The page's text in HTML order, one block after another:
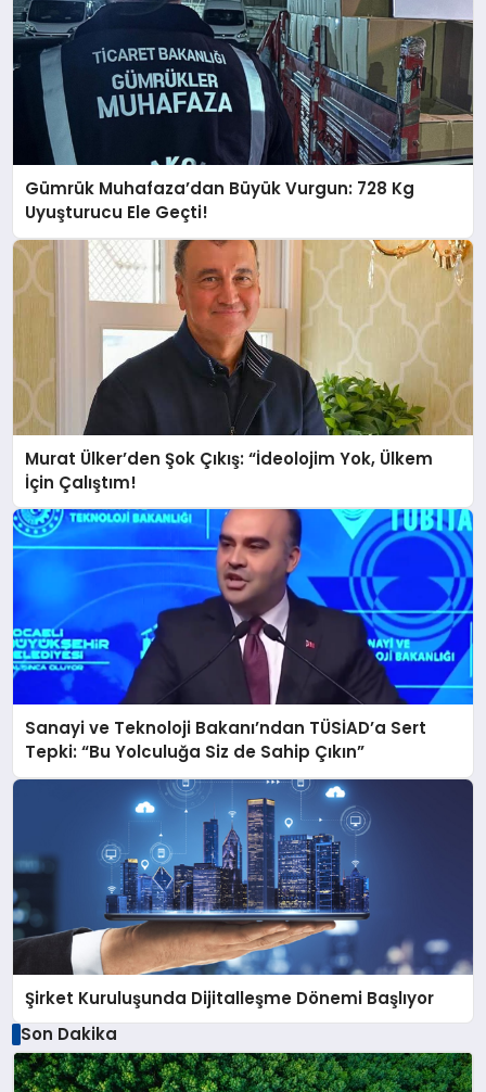
Gümrük Muhafaza’dan Büyük Vurgun: 728 Kg
Uyuşturucu Ele Geçti!
Murat Ülker’den Şok Çıkış: “İdeolojim Yok, Ülkem
İçin Çalıştım!
Sanayi ve Teknoloji Bakanı’ndan TÜSİAD’a Sert
Tepki: “Bu Yolculuğa Siz de Sahip Çıkın”
Şirket Kuruluşunda Dijitalleşme Dönemi Başlıyor
Son Dakika